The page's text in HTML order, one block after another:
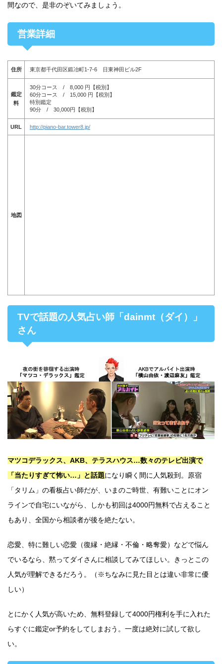
間なので、是非のぞいてみましょう。
営業詳細
住所 東京都千代田区鍛冶町1-7-6 日東神田ビル2F
鑑定
料
30分コース / 8,000 円【税別】
60分コース / 15,000 円【税別】
特別鑑定
90分 / 30,000円【税別】
URL http://piano-bar.tower8.jp/
地図
TVで話題の人気占い師「dainmt（ダイ）」
さん
マツコデラックス、AKB、テラスハウス…数々のテレビ出演で
「当たりすぎて怖い…」と話題になり瞬く間に人気殺到。原宿
「タリム」の看板占い師だが、いまのご時世、有難いことにオン
ラインで自宅にいながら、しかも初回は4000円無料で占えること
もあり、全国から相談者が後を絶たない。
恋愛、特に難しい恋愛（復縁・絶縁・不倫・略奪愛）などで悩ん
でいるなら、黙ってダイさんに相談してみてほしい。きっとこの
人気が理解できるだろう。（※ちなみに見た目とは違い非常に優
しい）
とにかく人気が高いため、無料登録して4000円権利を手に入れた
らすぐに鑑定or予約をしてしまおう。一度は絶対に試して欲し
い。